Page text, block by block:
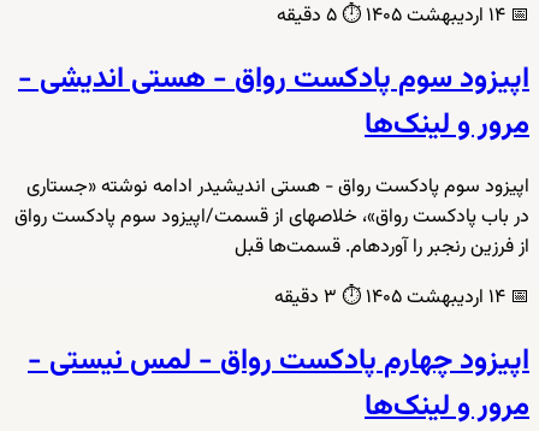
📅
⏱️
اپیزود سوم پادکست رواق - هستی اندیشی -
مرور و لینک‌ها
اپیزود سوم پادکست رواق - هستی اندیشیدر ادامه نوشته «جستاری
در باب پادکست رواق»، خلاصهای از قسمت/اپیزود سوم پادکست رواق
از فرزین رنجبر را آوردهام. قسمت‌ها قبل
📅
⏱️
اپیزود چهارم پادکست رواق - لمس نیستی -
مرور و لینک‌ها